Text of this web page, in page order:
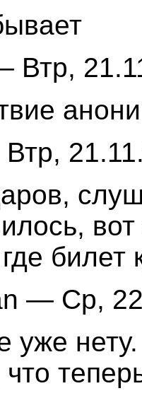
Втр,
билет
— Ср,
нету.